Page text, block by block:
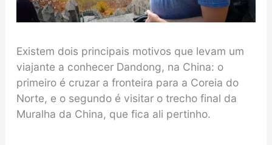
Existem dois principais motivos que levam um
viajante a conhecer Dandong, na China: o
primeiro é cruzar a fronteira para a Coreia do
Norte, e o segundo é visitar o trecho final da
Muralha da China, que fica ali pertinho.